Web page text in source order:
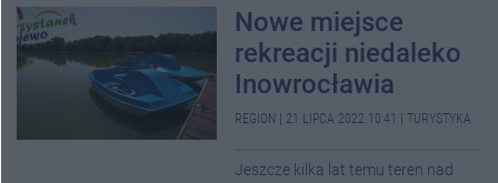
Nowe miejsce
rekreacji niedaleko
Inowrocławia
REGION 21 LIPCA 2022 10:41 TURYSTYKA
Jeszcze kilka lat temu teren nad